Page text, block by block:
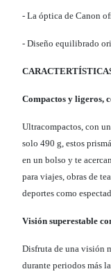
- La óptica de Canon
- Diseño equilibrado
Compactos y ligeros,
Ultracompactos, con
solo 490 g, estos
en un bolso y te
para viajes, obras de
deportes como
Visión superestable
Disfruta de una visión
durante periodos más